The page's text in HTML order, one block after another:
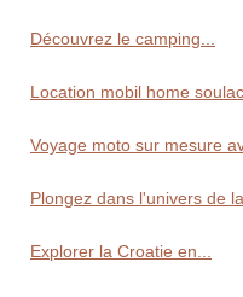
Découvrez le camping...
Location mobil home
Voyage moto sur mesure
Plongez dans l'univers de
Explorer la Croatie en...